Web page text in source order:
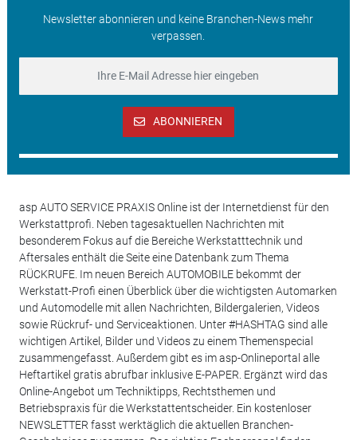
Newsletter abonnieren und keine Branchen-News mehr
verpassen.
ABONNIEREN
asp AUTO SERVICE PRAXIS Online ist der Internetdienst für den
Werkstattprofi. Neben tagesaktuellen Nachrichten mit
besonderem Fokus auf die Bereiche Werkstatttechnik und
Aftersales enthält die Seite eine Datenbank zum Thema
RÜCKRUFE. Im neuen Bereich AUTOMOBILE bekommt der
Werkstatt-Profi einen Überblick über die wichtigsten Automarken
und Automodelle mit allen Nachrichten, Bildergalerien, Videos
sowie Rückruf- und Serviceaktionen. Unter #HASHTAG sind alle
wichtigen Artikel, Bilder und Videos zu einem Themenspecial
zusammengefasst. Außerdem gibt es im asp-Onlineportal alle
Heftartikel gratis abrufbar inklusive E-PAPER. Ergänzt wird das
Online-Angebot um Techniktipps, Rechtsthemen und
Betriebspraxis für die Werkstattentscheider. Ein kostenloser
NEWSLETTER fasst werktäglich die aktuellen Branchen-